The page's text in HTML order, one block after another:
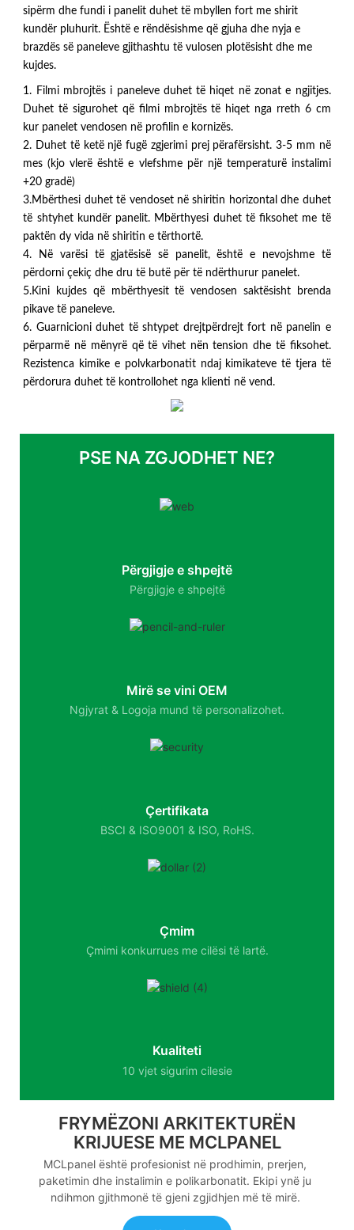
sipërm dhe fundi i panelit duhet të mbyllen fort me shirit
kundër pluhurit. Është e rëndësishme që gjuha dhe nyja e
brazdës së paneleve gjithashtu të vulosen plotësisht dhe me
kujdes.
1. Filmi mbrojtës i paneleve duhet të hiqet në zonat e ngjitjes.
Duhet të sigurohet që filmi mbrojtës të hiqet nga rreth 6 cm
kur panelet vendosen në profilin e kornizës.
2. Duhet të ketë një fugë zgjerimi prej përafërsisht. 3-5 mm në
mes (kjo vlerë është e vlefshme për një temperaturë instalimi
+20 gradë)
3.Mbërthesi duhet të vendoset në shiritin horizontal dhe duhet
të shtyhet kundër panelit. Mbërthyesi duhet të fiksohet me të
paktën dy vida në shiritin e tërthortë.
4. Në varësi të gjatësisë së panelit, është e nevojshme të
përdorni çekiç dhe dru të butë për të ndërthurur panelet.
5.Kini kujdes që mbërthyesit të vendosen saktësisht brenda
pikave të paneleve.
6. Guarnicioni duhet të shtypet drejtpërdrejt fort në panelin e
përparmë në mënyrë që të vihet nën tension dhe të fiksohet.
Rezistenca kimike e polvkarbonatit ndaj kimikateve të tjera të
përdorura duhet të kontrollohet nga klienti në vend.
PSE NA ZGJODHET NE?
Përgjigje e shpejtë
Përgjigje e shpejtë
Mirë se vini OEM
Ngjyrat & Logoja mund të personalizohet.
Çertifikata
BSCI & ISO9001 & ISO, RoHS.
Çmim
Çmimi konkurrues me cilësi të lartë.
Kualiteti
10 vjet sigurim cilesie
FRYMËZONI ARKITEKTURËN
KRIJUESE ME MCLPANEL
MCLpanel është profesionist në prodhimin, prerjen,
paketimin dhe instalimin e polikarbonatit. Ekipi ynë ju
ndihmon gjithmonë të gjeni zgjidhjen më të mirë.